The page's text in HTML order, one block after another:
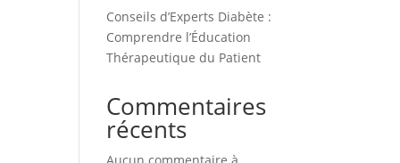
Conseils d’Experts Diabète :
Comprendre l’Éducation
Thérapeutique du Patient
Commentaires
récents